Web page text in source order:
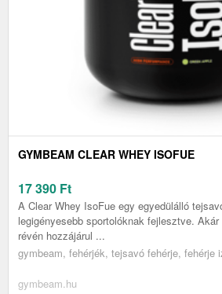
GYMBEAM CLEAR WHEY ISOFUE
17 390 Ft
A Clear Whey IsoFue egy egyedülálló
legigényesebb sportolóknak fejlesztve.
révén hozzájárul ...
gymbeam, fehérjék, tejsavó fehérje, fehérje
gymbeam.hu